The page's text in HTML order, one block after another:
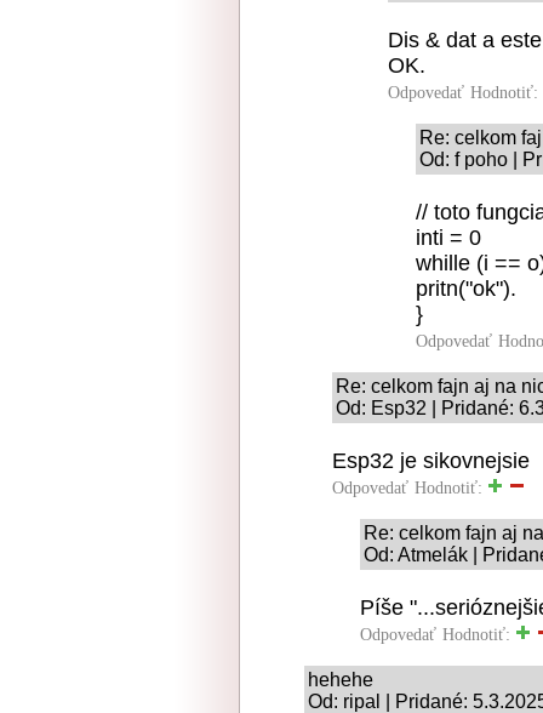
Dis & dat a
OK.
Odpovedať Hodnotiť:
Re: celkom
Od: f poho |
// toto
inti = 0
whille (i ==
pritn("ok").
}
Odpovedať
Re: celkom fajn aj na
Od: Esp32 | Pridané:
Esp32 je sikovnejsie
Odpovedať Hodnotiť:
Re: celkom fajn aj
Od: Atmelák |
Píše
Odpovedať Hodnotiť:
hehehe
Od: ripal | Pridané: